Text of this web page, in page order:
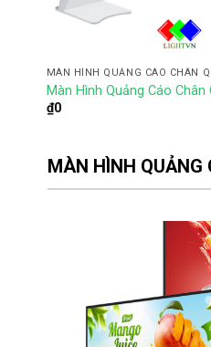
MÀN HÌNH QUẢNG CÁO CHÂN
Màn Hình Quảng Cáo Chân
₫0
MÀN HÌNH QUẢNG